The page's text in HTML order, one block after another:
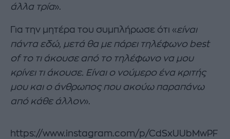
άλλα τρία».
Για την μητέρα του συμπλήρωσε ότι «είναι
πάντα εδώ, μετά θα με πάρει τηλέφωνο best
of το τι άκουσε από το τηλέφωνο να μου
κρίνει τι άκουσε. Είναι ο νούμερο ένα κριτής
μου και ο άνθρωπος που ακούω παραπάνω
από κάθε άλλον».
https://www.instagram.com/p/CdSxUUbMwPF